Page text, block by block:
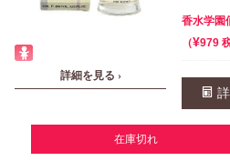
詳細を見る ›
香水学園
¥979
在庫切れ